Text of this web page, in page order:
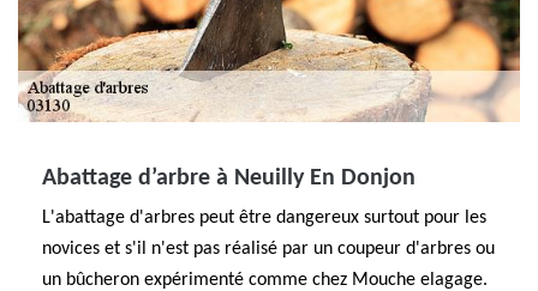
Abattage d’arbre à Neuilly En Donjon
L'abattage d'arbres peut être dangereux surtout pour les
novices et s'il n'est pas réalisé par un coupeur d'arbres ou
un bûcheron expérimenté comme chez Mouche elagage.